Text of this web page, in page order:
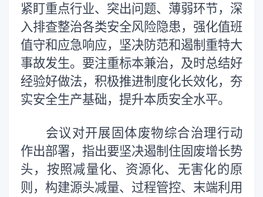
紧盯重点行业、突出问题、薄弱环节，深
入排查整治各类安全风险隐患，强化值班
值守和应急响应，坚决防范和遏制重特大
事故发生。要注重标本兼治，及时总结好
经验好做法，积极推进制度化长效化，夯
实安全生产基础，提升本质安全水平。
会议对开展固体废物综合治理行动
作出部署，指出要坚决遏制住固废增长势
头，按照减量化、资源化、无害化的原
则，构建源头减量、过程管控、末端利用